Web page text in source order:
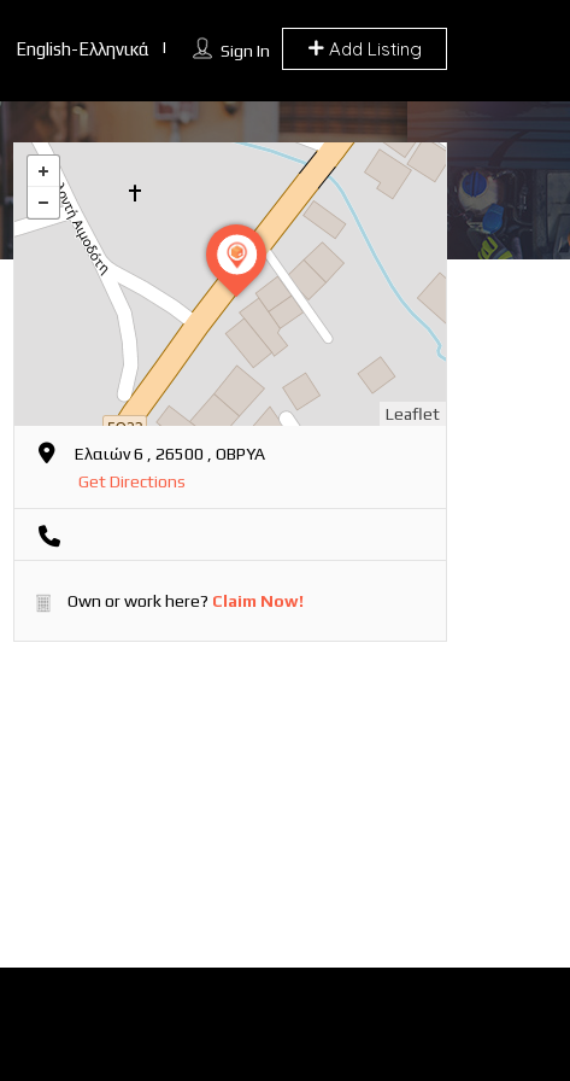
Sign In Add Listing
English-Ελληνικά
Leaflet
Ελαιών 6 , 26500 , ΟΒΡΥΑ
Get Directions
Own or work here? Claim Now!